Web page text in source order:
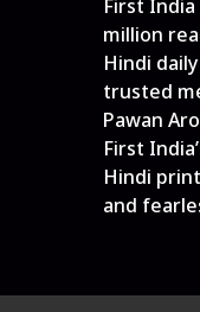
First
million
Hindi
trusted
Pawan
First
Hindi
and